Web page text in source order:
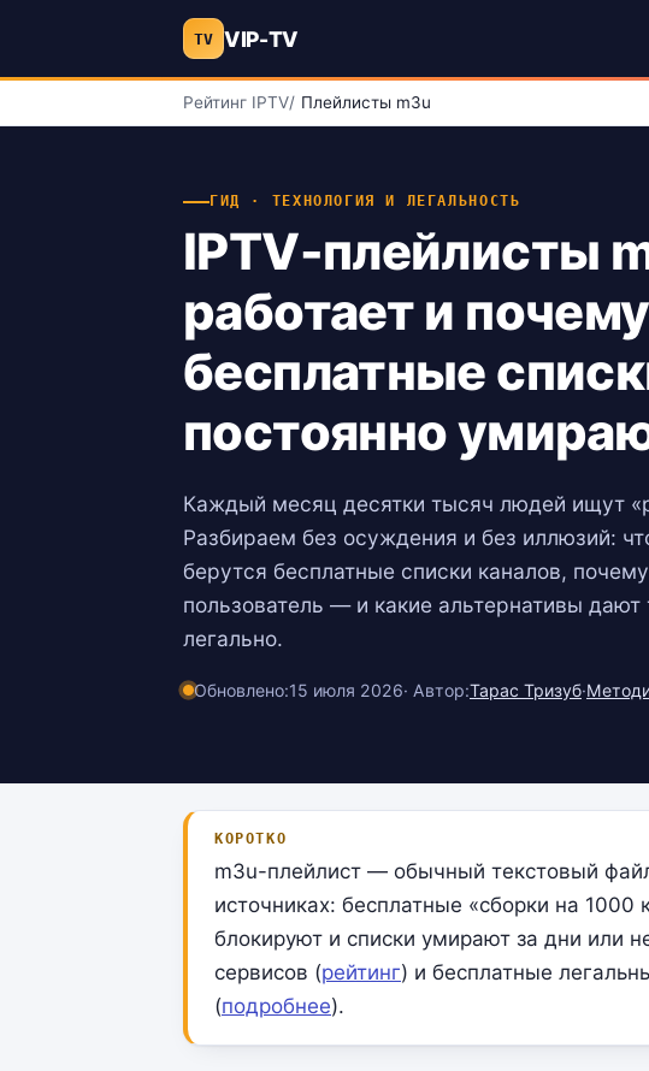
TV VIP-TV
Рейтинг IPTV Плейлисты m3u
ГИД · ТЕХНОЛОГИЯ И ЛЕГАЛЬНОСТЬ
IPTV-плейлисты
работает и почему
бесплатные
постоянно
Каждый месяц десятки тысяч людей ищут
Разбираем без осуждения и без иллюзий:
берутся бесплатные списки каналов,
пользователь — и какие альтернативы дают
легально.
Обновлено:15 июля 2026· Автор:Тарас Тризуб·
КОРОТКО
m3u-плейлист — обычный текстовый
источниках: бесплатные «сборки на 1000
блокируют и списки умирают за дни или
сервисов (рейтинг) и бесплатные
(подробнее).